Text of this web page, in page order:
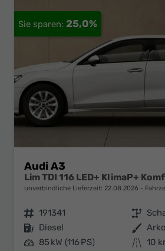
25,0%
Audi A3
Lim TDI 116 LED+ KlimaP+
unverbindliche Lieferzeit: 22.08.2026
Fahrzeugnr. 191341 Getriebe
Kraftstoff Diesel Außenfarbe
Leistung 85 kW (116 PS) Kilometerstand 10